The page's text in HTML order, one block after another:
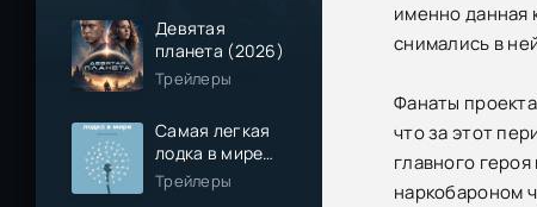
Девятая
планета (2026)
Трейлеры
Самая легкая
лодка в мире
(2026)
Трейлеры
именно данная
снимались в
Фанаты
что за этот
главного
наркобароном